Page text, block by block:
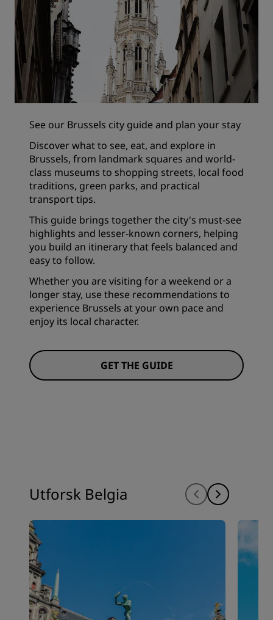
See our Brussels city guide and plan your stay
Discover what to see, eat, and explore in
Brussels, from landmark squares and world-
class museums to shopping streets, local food
traditions, green parks, and practical
transport tips.
This guide brings together the city's must-see
highlights and lesser-known corners, helping
you build an itinerary that feels balanced and
easy to follow.
Whether you are visiting for a weekend or a
longer stay, use these recommendations to
experience Brussels at your own pace and
enjoy its local character.
GET THE GUIDE
Utforsk Belgia